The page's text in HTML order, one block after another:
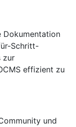
Dokumentation
Schritt-
zur
effizient zu
und